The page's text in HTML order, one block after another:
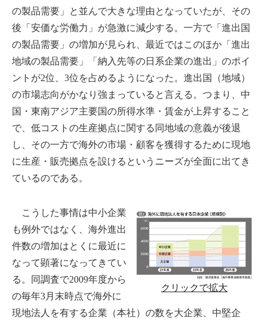
の製品需要」と並んで大きな理由となっていたが、その
後「安価な労働力」が急激に減少する。一方で「進出国
の製品需要」の増加が見られ、最近ではこのほか「進出
地域の製品需要」「納入先等の日系企業の進出」のポイ
ントが2位、3位を占めるようになった。進出国（地域）
の市場志向がかなり強まっていると言える。つまり、中
国・東南アジア主要国の所得水準・賃金が上昇すること
で、低コストの生産拠点に関する同地域の意義が後退
し、その一方で海外の市場・顧客を獲得するために現地
に生産・販売拠点を設けるというニーズが全面に出てき
ているのである。
クリックで拡大
こうした事情は中小企業
も例外ではなく、海外進出
件数の増加はとくに最近に
なって顕著になってきてい
る。同調査で2009年度から
の毎年3月末時点で海外に
現地法人を有する企業（本社）の数を大企業、中堅企